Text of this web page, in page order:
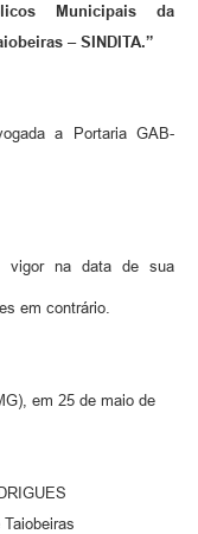
Municipais da
– SINDITA.”
a Portaria GAB-
vigor na data de sua
em contrário.
em 25 de maio de